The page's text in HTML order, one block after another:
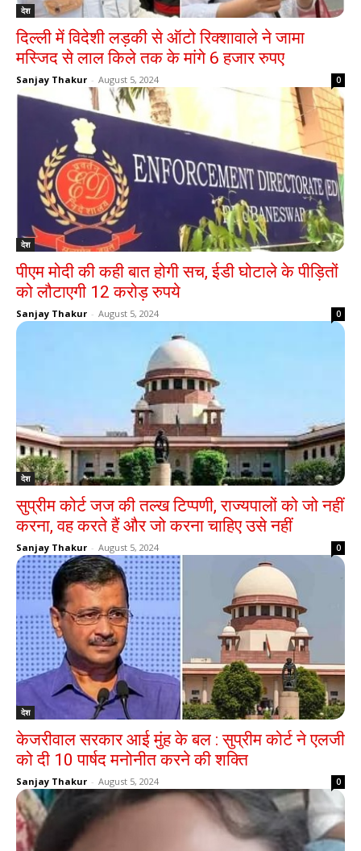
देश
दिल्ली में विदेशी लड़की से ऑटो रिक्शावाले ने जामा
मस्जिद से लाल किले तक के मांगे 6 हजार रुपए
Sanjay Thakur - August 5, 2024 0
देश
पीएम मोदी की कही बात होगी सच, ईडी घोटाले के पीड़ितों
को लौटाएगी 12 करोड़ रुपये
Sanjay Thakur - August 5, 2024 0
देश
सुप्रीम कोर्ट जज की तल्‍ख टिप्पणी, राज्यपालों को जो नहीं
करना, वह करते हैं और जो करना चाहिए उसे नहीं
Sanjay Thakur - August 5, 2024 0
देश
केजरीवाल सरकार आई मुंह के बल : सुप्रीम कोर्ट ने एलजी
को दी 10 पार्षद मनोनीत करने की शक्ति
Sanjay Thakur - August 5, 2024 0